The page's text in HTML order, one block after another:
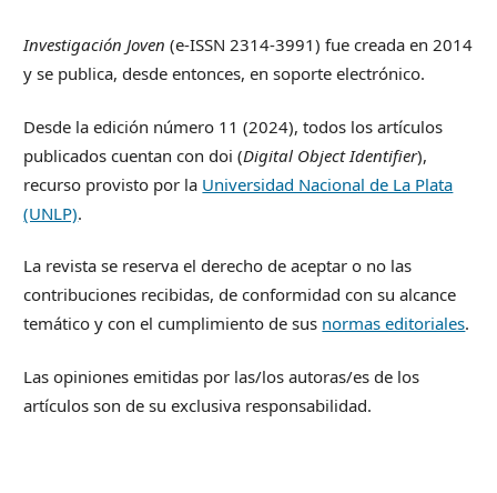
Investigación Joven (e-ISSN 2314-3991) fue creada en 2014
y se publica, desde entonces, en soporte electrónico.
Desde la edición número 11 (2024), todos los artículos
publicados cuentan con doi (Digital Object Identifier),
recurso provisto por la Universidad Nacional de La Plata
(UNLP).
La revista se reserva el derecho de aceptar o no las
contribuciones recibidas, de conformidad con su alcance
temático y con el cumplimiento de sus normas editoriales.
Las opiniones emitidas por las/los autoras/es de los
artículos son de su exclusiva responsabilidad.